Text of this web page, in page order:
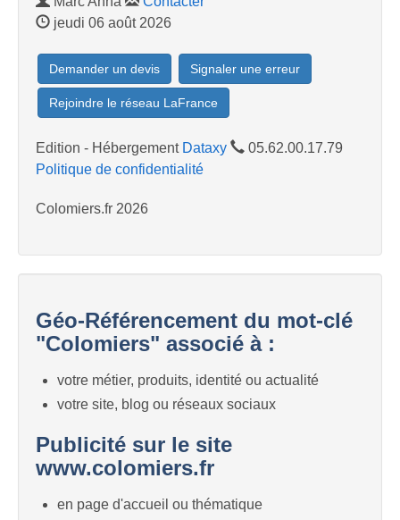
jeudi 06 août 2026
Demander un devis Signaler une erreur
Rejoindre le réseau LaFrance
Edition - Hébergement Dataxy
05.62.00.17.79
Politique de confidentialité
Colomiers.fr 2026
Géo-Référencement du mot-clé
"Colomiers" associé à :
votre métier, produits, identité ou actualité
votre site, blog ou réseaux sociaux
Publicité sur le site
www.colomiers.fr
en page d'accueil ou thématique